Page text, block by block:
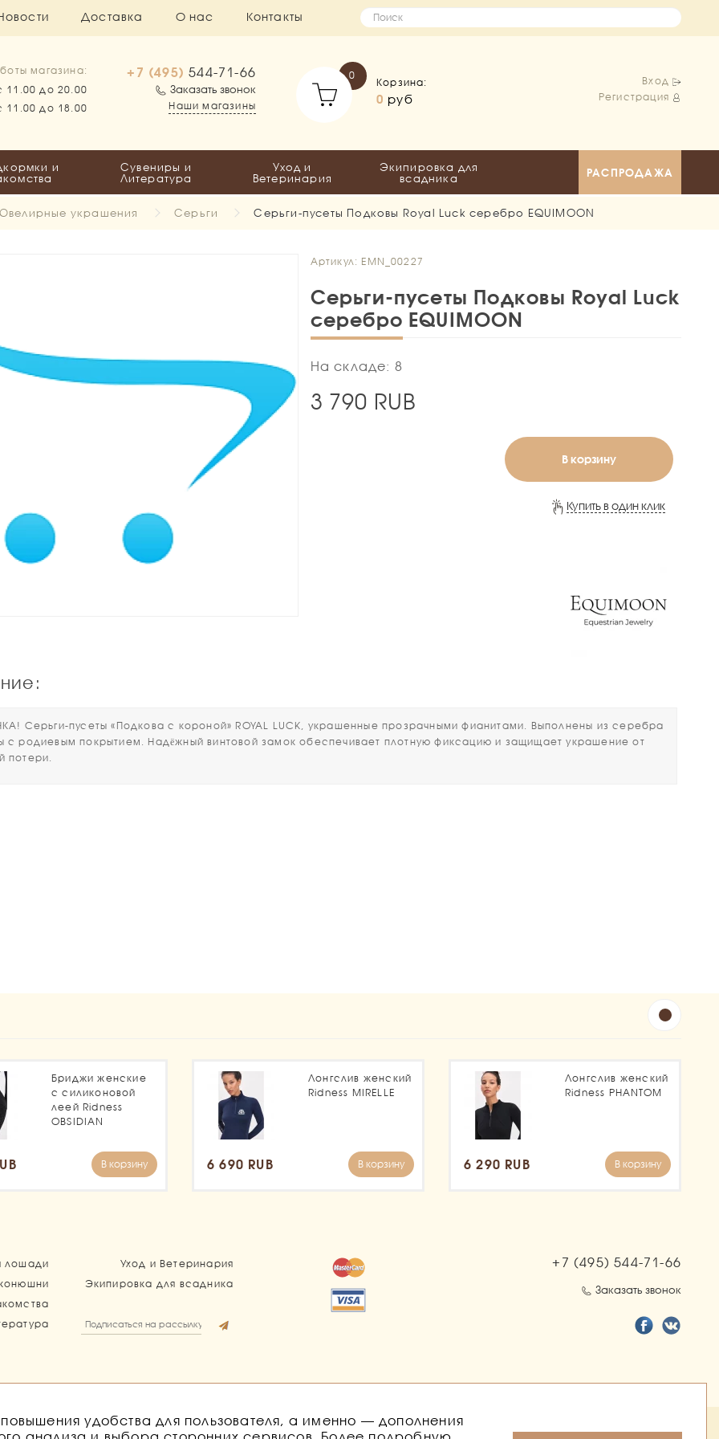
Доставка О нас Контакты
магазина:
11.00 до 20.00
11.00 до 18.00
+7 (495) 544-71-66
Заказать звонок
Наши магазины
0
Корзина:
0 руб
Вход
Регистрация
и
Сувениры и
Литература
Уход и
Ветеринария
Экипировка для
всадника
РАСПРОДАЖА
украшения Серьги Серьги-пусеты Подковы Royal Luck серебро EQUIMOON
Артикул: EMN_00227
Серьги-пусеты Подковы Royal Luck
серебро EQUIMOON
На складе: 8
3 790 RUB
В корзину
Купить в один клик
Серьги-пусеты «Подкова с короной» ROYAL LUCK, украшенные прозрачными фианитами. Выполнены из серебра
с родиевым покрытием. Надёжный винтовой замок обеспечивает плотную фиксацию и защищает украшение от
потери.
Бриджи женские
с силиконовой
леей Ridness
OBSIDIAN
В корзину
Лонгслив женский
Ridness MIRELLE
6 690 RUB В корзину
Лонгслив женский
Ridness PHANTOM
6 290 RUB В корзину
лошади
Уход и Ветеринария
Экипировка для всадника
+7 (495) 544-71-66
Заказать звонок
персональных данных Согласие на получение рассылок
удобства для пользователя, а именно — дополнения